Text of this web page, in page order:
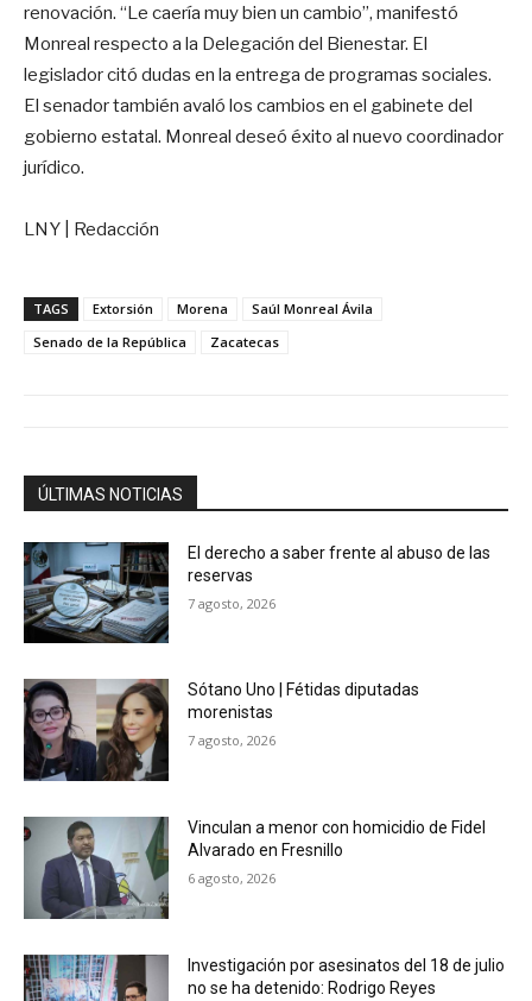
renovación. “Le caería muy bien un cambio”, manifestó
Monreal respecto a la Delegación del Bienestar. El
legislador citó dudas en la entrega de programas sociales.
El senador también avaló los cambios en el gabinete del
gobierno estatal. Monreal deseó éxito al nuevo coordinador
jurídico.
LNY | Redacción
TAGS Extorsión Morena
Saúl Monreal Ávila
Senado de la República
Zacatecas
ÚLTIMAS NOTICIAS
El derecho a saber frente al abuso de las
reservas
7 agosto, 2026
Sótano Uno | Fétidas diputadas
morenistas
7 agosto, 2026
Vinculan a menor con homicidio de Fidel
Alvarado en Fresnillo
6 agosto, 2026
Investigación por asesinatos del 18 de julio
no se ha detenido: Rodrigo Reyes